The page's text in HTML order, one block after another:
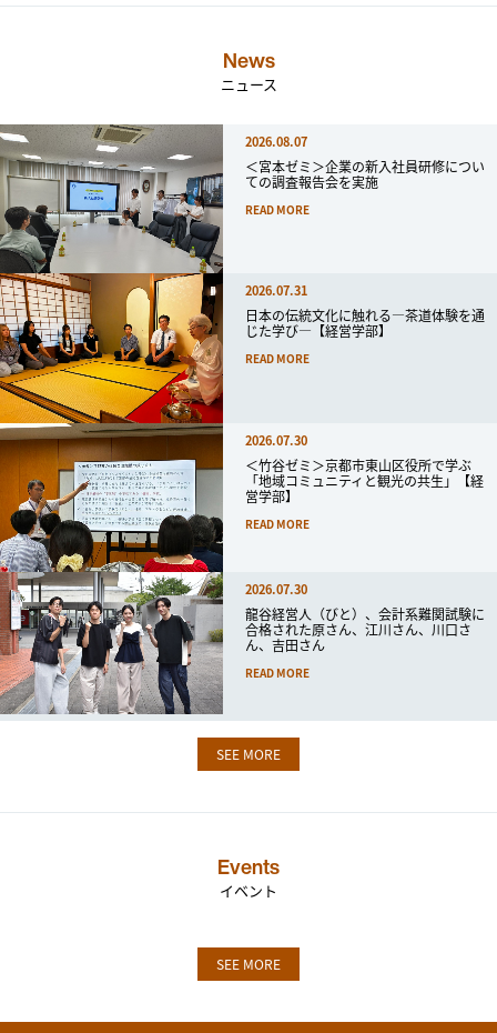
News
ニュース
2026.08.07
＜宮本ゼミ＞企業の新入社員研修につい
ての調査報告会を実施
READ MORE
2026.07.31
日本の伝統文化に触れる―茶道体験を通
じた学び―【経営学部】
READ MORE
2026.07.30
＜竹谷ゼミ＞京都市東山区役所で学ぶ
「地域コミュニティと観光の共生」【経
営学部】
READ MORE
2026.07.30
龍谷経営人（びと）、会計系難関試験に
合格された原さん、江川さん、川口さ
ん、吉田さん
READ MORE
SEE MORE
Events
イベント
SEE MORE